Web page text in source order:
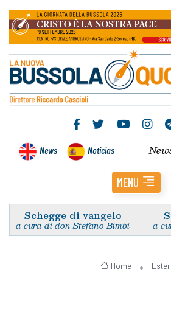
News Noticias
MENU
Schegge di vangelo
a cura di don Stefano Bimbi a
Home Esteri